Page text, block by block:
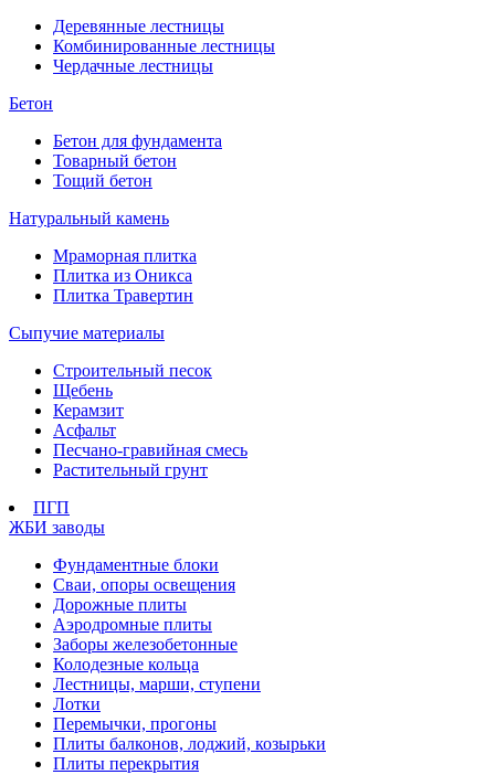
Деревянные лестницы
Комбинированные лестницы
Чердачные лестницы
Бетон
Бетон для фундамента
Товарный бетон
Тощий бетон
Натуральный камень
Мраморная плитка
Плитка из Оникса
Плитка Травертин
Сыпучие материалы
Строительный песок
Щебень
Керамзит
Асфальт
Песчано-гравийная смесь
Растительный грунт
ПГП
ЖБИ заводы
Фундаментные блоки
Сваи, опоры освещения
Дорожные плиты
Аэродромные плиты
Заборы железобетонные
Колодезные кольца
Лестницы, марши, ступени
Лотки
Перемычки, прогоны
Плиты балконов, лоджий, козырьки
Плиты перекрытия